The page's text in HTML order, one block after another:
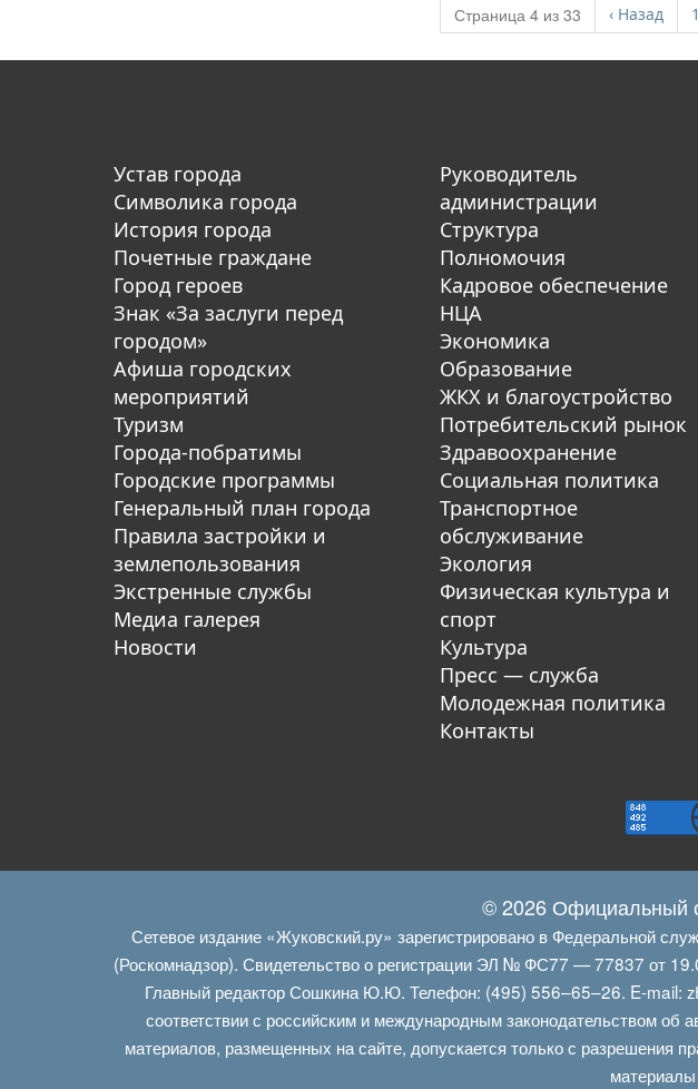
Страница 4 из 33 ‹Назад 1
Устав города
Символика города
История города
Почетные граждане
Город героев
Знак «За заслуги перед
городом»
Афиша городских
мероприятий
Туризм
Города-побратимы
Городские программы
Генеральный план города
Правила застройки и
землепользования
Экстренные службы
Медиа галерея
Новости
Руководитель
администрации
Структура
Полномочия
Кадровое обеспечение
НЦА
Экономика
Образование
ЖКХ и благоустройство
Потребительский рынок
Здравоохранение
Социальная политика
Транспортное
обслуживание
Экология
Физическая культура и
спорт
Культура
Пресс — служба
Молодежная политика
Контакты
© 2026 Официальный
Сетевое издание «Жуковский.ру» зарегистрировано в Федеральной
(Роскомнадзор). Свидетельство о регистрации ЭЛ № ФС77 — 77837 от
Главный редактор Сошкина Ю.Ю. Телефон: (495) 556–65–26. E‑mail:
соответствии с российским и международным законодательством
материалов, размещенных на сайте, допускается только с разрешения
материалы